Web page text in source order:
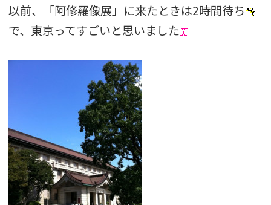
以前、「阿修羅像展」に来たときは2時間待ち
で、東京ってすごいと思いました